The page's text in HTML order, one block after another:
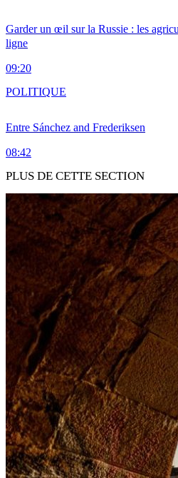
Garder un œil sur la Russie : les
ligne
09:20
Entre Sánchez and Frederiksen
08:42
POLITIQUE
PLUS DE CETTE SECTION